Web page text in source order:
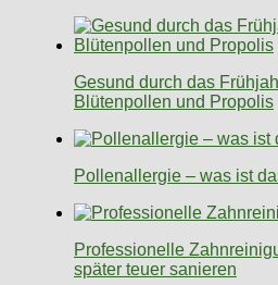
Gesund durch das
Blütenpollen und Propolis
Pollenallergie – was ist
Professionelle
später teuer sanieren